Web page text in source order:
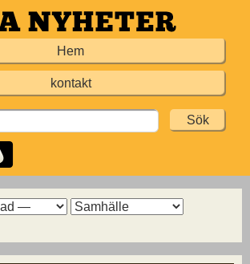
Hem
kontakt
Arkiv
ämne
kommun